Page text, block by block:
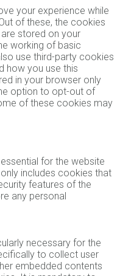
your experience while
of these, the cookies
stored on your
working of basic
use third-party cookies
how you use this
in your browser only
option to opt-out of
of these cookies may
for the website
includes cookies that
features of the
any personal
necessary for the
to collect user
embedded contents